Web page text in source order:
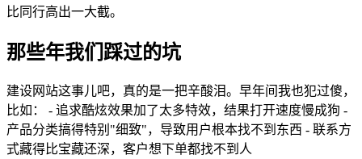
比同行高出一大截。
那些年我们踩过的坑
建设网站这事儿吧，真的是一把辛酸泪。早年间我也犯过傻，
比如： - 追求酷炫效果加了太多特效，结果打开速度慢成狗 -
产品分类搞得特别"细致"，导致用户根本找不到东西 - 联系方
式藏得比宝藏还深，客户想下单都找不到人